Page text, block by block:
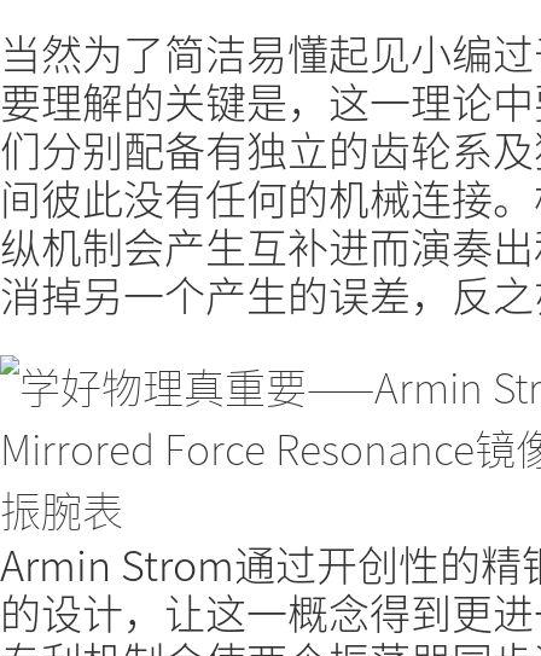
当然为了简洁易懂起见小编
要理解的关键是，这一理论
们分别配备有独立的齿轮系
间彼此没有任何的机械连接
纵机制会产生互补进而演奏
消掉另一个产生的误差，反
Armin Strom通过开创性的
的设计，让这一概念得到更